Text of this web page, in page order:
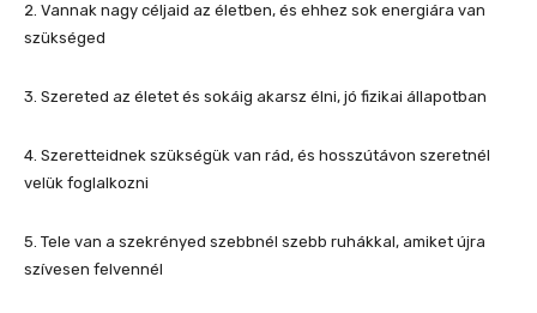
2. Vannak nagy céljaid az életben, és ehhez sok energiára van
szükséged
3. Szereted az életet és sokáig akarsz élni, jó fizikai állapotban
4. Szeretteidnek szükségük van rád, és hosszútávon szeretnél
velük foglalkozni
5. Tele van a szekrényed szebbnél szebb ruhákkal, amiket újra
szívesen felvennél